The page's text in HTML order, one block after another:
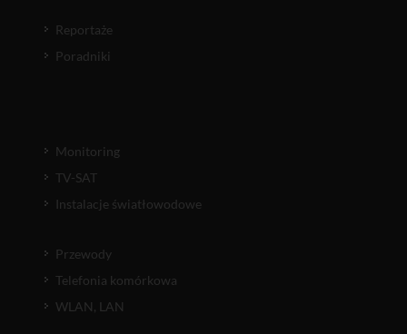
Reportaże
Poradniki
Monitoring
TV-SAT
Instalacje światłowodowe
Przewody
Telefonia komórkowa
WLAN, LAN